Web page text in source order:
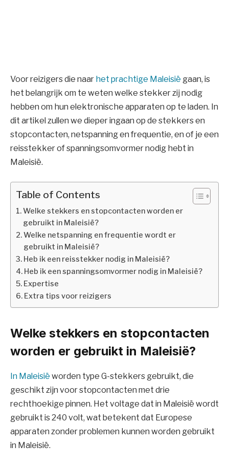
Voor reizigers die naar het prachtige Maleisië gaan, is
het belangrijk om te weten welke stekker zij nodig
hebben om hun elektronische apparaten op te laden. In
dit artikel zullen we dieper ingaan op de stekkers en
stopcontacten, netspanning en frequentie, en of je een
reisstekker of spanningsomvormer nodig hebt in
Maleisië.
Table of Contents
Welke stekkers en stopcontacten worden er
gebruikt in Maleisië?
Welke netspanning en frequentie wordt er
gebruikt in Maleisië?
Heb ik een reisstekker nodig in Maleisië?
Heb ik een spanningsomvormer nodig in Maleisië?
Expertise
Extra tips voor reizigers
Welke stekkers en stopcontacten
worden er gebruikt in Maleisië?
In Maleisië worden type G-stekkers gebruikt, die
geschikt zijn voor stopcontacten met drie
rechthoekige pinnen. Het voltage dat in Maleisië wordt
gebruikt is 240 volt, wat betekent dat Europese
apparaten zonder problemen kunnen worden gebruikt
in Maleisië.